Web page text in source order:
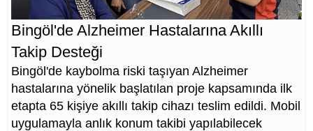
Bingöl'de Alzheimer Hastalarına Akıllı
Takip Desteği
Bingöl'de kaybolma riski taşıyan Alzheimer
hastalarına yönelik başlatılan proje kapsamında ilk
etapta 65 kişiye akıllı takip cihazı teslim edildi. Mobil
uygulamayla anlık konum takibi yapılabilecek